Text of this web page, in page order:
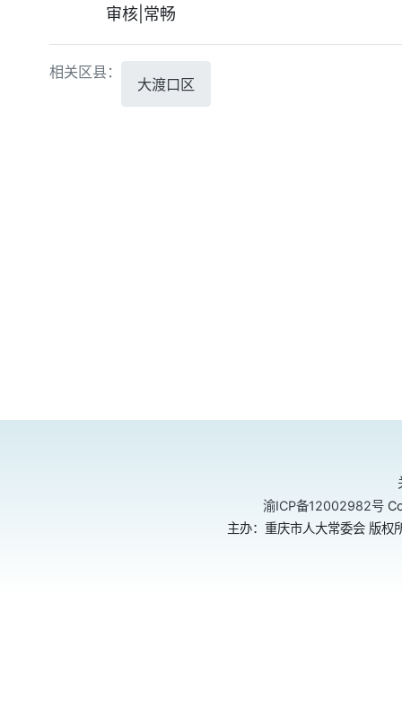
审核|常畅
相关区县：
大渡口区
渝ICP备12002982号
主办：重庆市人大常委会 版